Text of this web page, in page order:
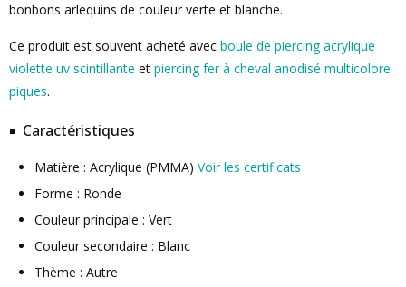
bonbons arlequins de couleur verte et blanche.
Ce produit est souvent acheté avec boule de piercing acrylique
violette uv scintillante et piercing fer à cheval anodisé multicolore
piques.
Caractéristiques
Matière : Acrylique (PMMA) Voir les certificats
Forme : Ronde
Couleur principale : Vert
Couleur secondaire : Blanc
Thème : Autre